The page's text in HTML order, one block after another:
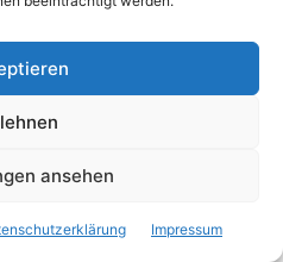
ansehen
Impressum
ein entspannendes Bad in
zu nehmen.
auch als „Baumwollschloss“